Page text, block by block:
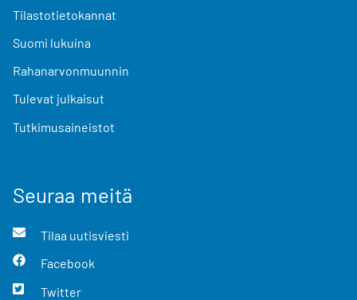
Tilastotietokannat
Suomi lukuina
Rahanarvonmuunnin
Tulevat julkaisut
Tutkimusaineistot
Seuraa meitä
Tilaa uutisviesti
Facebook
Twitter